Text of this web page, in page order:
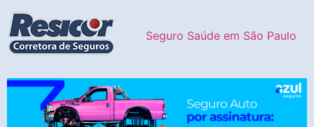
Seguro Saúde em São Paulo